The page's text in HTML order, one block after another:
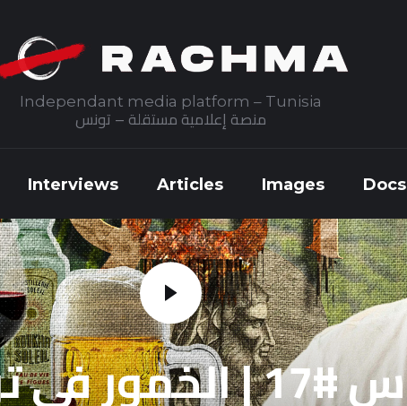
Independant media platform – Tunisia
منصة إعلامية مستقلة – تونس
Interviews Articles Images Docs
Interviews Articles Images
النواس #17 |